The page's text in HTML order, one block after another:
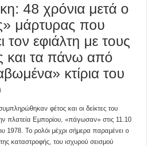
48 χρόνια μετά ο
μάρτυρας που
τον εφιάλτη με τους
και τα πάνω από
κτίρια του
φέτος και οι δείκτες του
πλατεία Εμπορίου, «πάγωσαν» στις 11.10
1978. Το ρολόι μέχρι σήμερα παραμένει ο
καταστροφής, του ισχυρού σεισμού